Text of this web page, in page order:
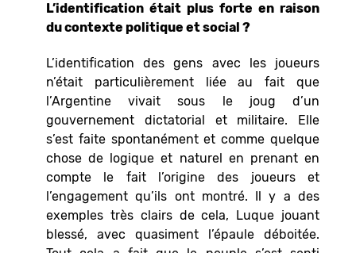
L’identification était plus forte en raison
du contexte politique et social ?
L’identification des gens avec les joueurs
n’était particulièrement liée au fait que
l’Argentine vivait sous le joug d’un
gouvernement dictatorial et militaire. Elle
s’est faite spontanément et comme quelque
chose de logique et naturel en prenant en
compte le fait l’origine des joueurs et
l’engagement qu’ils ont montré. Il y a des
exemples très clairs de cela, Luque jouant
blessé, avec quasiment l’épaule déboitée.